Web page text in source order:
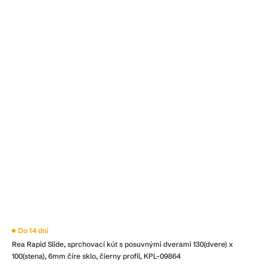
Rea Rapid Slide, sprchovací kút s posuvnými dverami 130(dvere) x
100(stena), 6mm číre sklo, čierny profil, KPL-09864
Do 14 dní